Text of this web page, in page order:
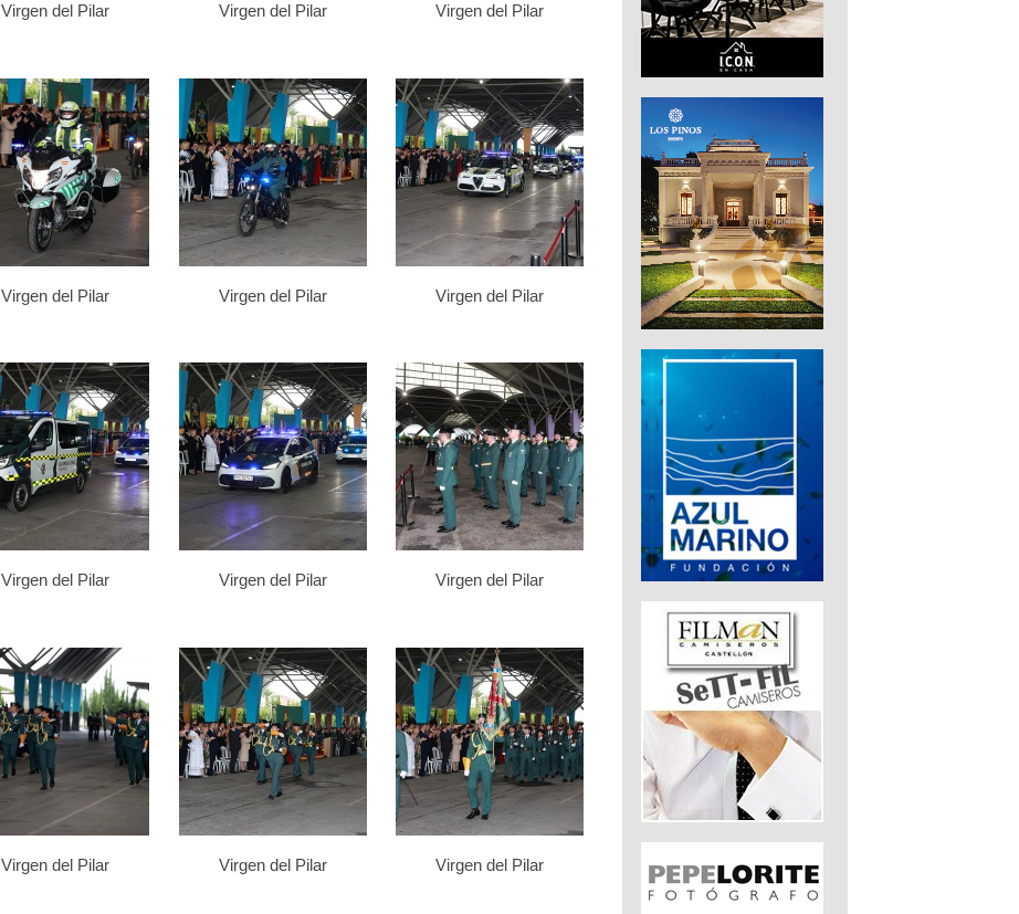
Virgen del Pilar Virgen del Pilar Virgen del Pilar
Virgen del Pilar Virgen del Pilar Virgen del Pilar
Virgen del Pilar Virgen del Pilar Virgen del Pilar
Virgen del Pilar Virgen del Pilar Virgen del Pilar